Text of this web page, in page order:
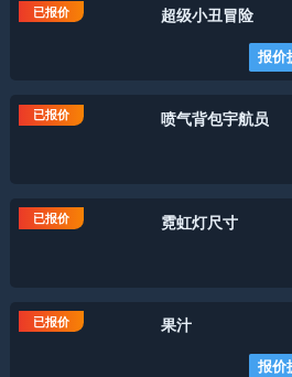
已报价 超级小丑冒险
报价
已报价 喷气背包宇航员
已报价 霓虹灯尺寸
已报价 果汁
报价